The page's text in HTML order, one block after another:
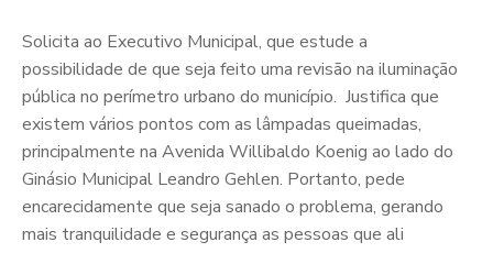
Solicita ao Executivo Municipal, que estude a
possibilidade de que seja feito uma revisão na iluminação
pública no perímetro urbano do município. Justifica que
existem vários pontos com as lâmpadas queimadas,
principalmente na Avenida Willibaldo Koenig ao lado do
Ginásio Municipal Leandro Gehlen. Portanto, pede
encarecidamente que seja sanado o problema, gerando
mais tranquilidade e segurança as pessoas que ali